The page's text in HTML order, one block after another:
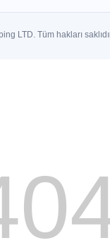
LTD. Tüm hakları